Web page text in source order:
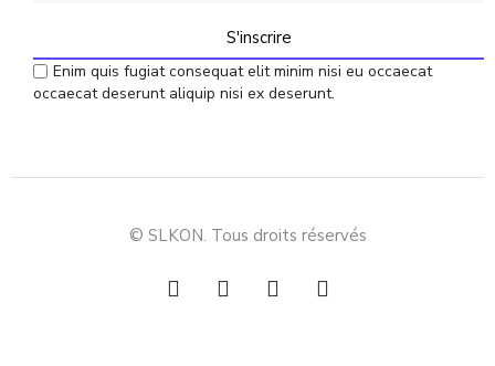
S'inscrire
Enim quis fugiat consequat elit minim nisi eu occaecat
occaecat deserunt aliquip nisi ex deserunt.
© SLKON. Tous droits réservés